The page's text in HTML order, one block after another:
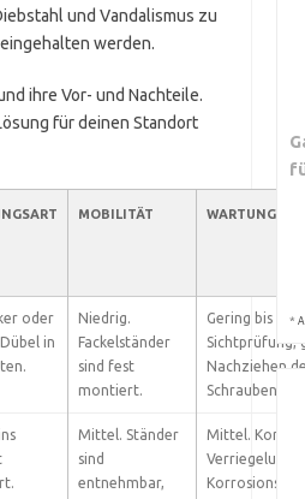
und Vandalismus zu
werden.
ihre Vor- und Nachteile.
für deinen Standort
MOBILITÄT
oder
in
Niedrig.
Fackelständer
sind fest
montiert.
Gering bis
Sichtprüfung,
Nachziehen
Schrauben.
Mittel. Ständer
sind
entnehmbar,
Mittel.
Verriegelung
*